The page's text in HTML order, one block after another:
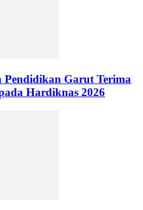
Pendidikan Garut Terima
Hardiknas 2026